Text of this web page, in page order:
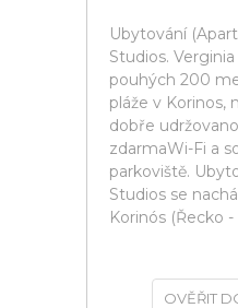
Ubytování
Studios.
pouhých 200
pláže v Korinos,
dobře
zdarmaWi-Fi a
parkoviště.
Studios se
Korinós (Řecko
OVĚŘIT